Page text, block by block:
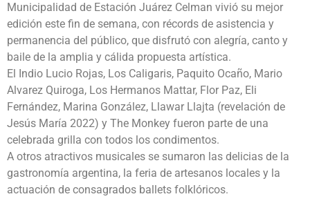
Municipalidad de Estación Juárez Celman vivió su mejor
edición este fin de semana, con récords de asistencia y
permanencia del público, que disfrutó con alegría, canto y
baile de la amplia y cálida propuesta artística.
El Indio Lucio Rojas, Los Caligaris, Paquito Ocaño, Mario
Alvarez Quiroga, Los Hermanos Mattar, Flor Paz, Eli
Fernández, Marina González, Llawar Llajta (revelación de
Jesús María 2022) y The Monkey fueron parte de una
celebrada grilla con todos los condimentos.
A otros atractivos musicales se sumaron las delicias de la
gastronomía argentina, la feria de artesanos locales y la
actuación de consagrados ballets folklóricos.